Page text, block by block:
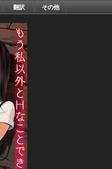
翻訳 その他